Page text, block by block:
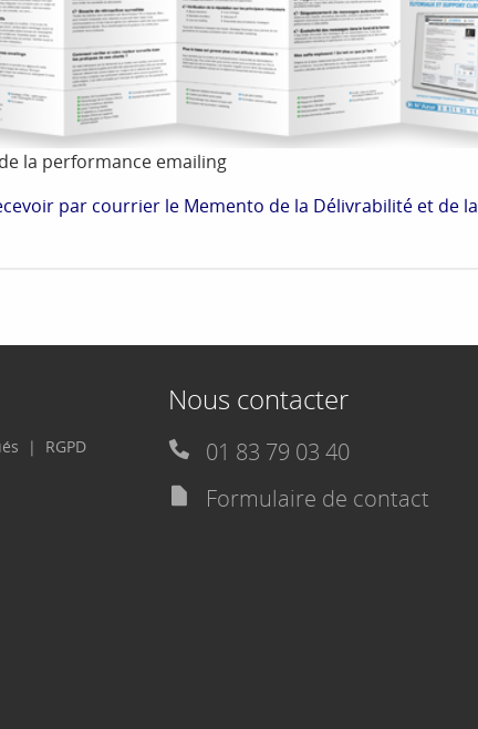
la performance emailing
par courrier le Memento de la Délivrabilité et de la
RGPD
Nous contacter
01 83 79 03 40
Formulaire de contact